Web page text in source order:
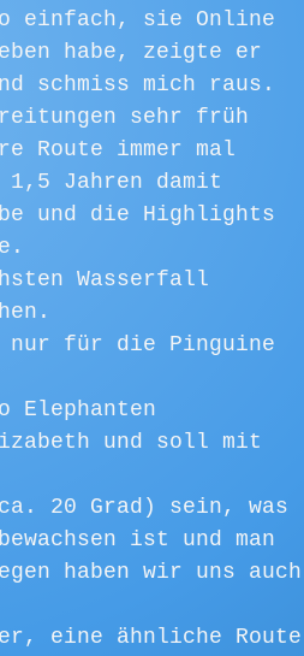
einfach, sie Online
habe, zeigte er
schmiss mich raus.
sehr früh
Route immer mal
Jahren damit
und die Highlights
Wasserfall
nur für die Pinguine
Elephanten
und soll mit
20 Grad) sein, was
ist und man
haben wir uns auch
eine ähnliche Route